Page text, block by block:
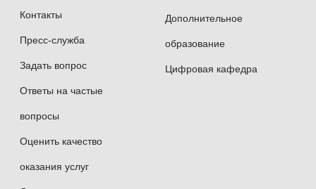
Контакты
Пресс-служба
Задать вопрос
Ответы на частые
вопросы
Оценить качество
оказания услуг
Дополнительное
образование
Цифровая кафедра